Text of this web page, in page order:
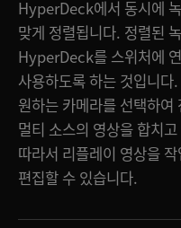
HyperDeck에서 동시에
맞게 정렬됩니다. 정렬된
HyperDeck를 스위처에
사용하도록 하는 것입니
원하는 카메라를 선택하
멀티 소스의 영상을 합치
따라서 리플레이 영상을
편집할 수 있습니다.